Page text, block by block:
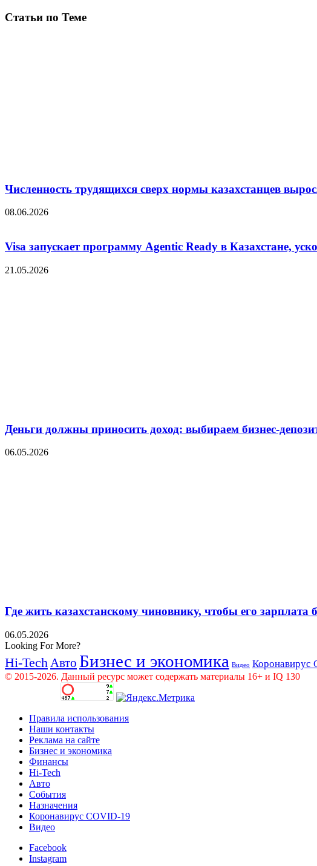
Статьи по Теме
Численность трудящихся сверх нормы казахстанцев
08.06.2026
Visa запускает программу Agentic Ready в Казахстане,
21.05.2026
Деньги должны приносить доход: выбираем бизнес-
06.05.2026
Где жить казахстанскому чиновнику, чтобы его зарплата
06.05.2026
Looking For More?
Hi-Tech Авто Бизнес и экономика Видео Коронавирус
© 2015-2026. Данный ресурс может содержать материалы 16+ и IQ 130
Правила использования
Наши контакты
Реклама на сайте
Бизнес и экономика
Финансы
Hi-Tech
Авто
События
Назначения
Коронавирус COVID-19
Видео
Facebook
Instagram